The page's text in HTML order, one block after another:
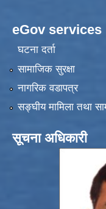
eGov services
घटना दर्ता
सामाजिक सुरक्षा
नागरिक वडापत्र
सङ्‍घीय मामिला तथा
सूचना अधिकारी